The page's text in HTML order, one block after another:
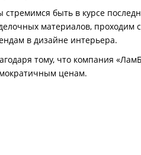
стремимся быть в курсе
материалов, проходим
в дизайне интерьера.
тому, что компания
ценам.